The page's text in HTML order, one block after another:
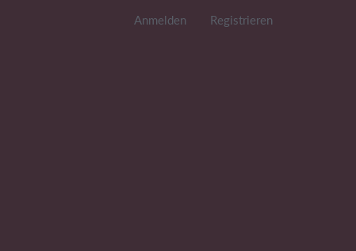
Anmelden Registrieren